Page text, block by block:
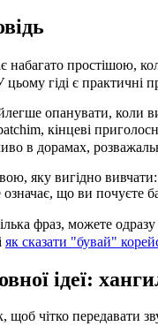
набагато простішою,
гіді є практичні
опанувати, коли
кінцеві
в дорамах,
яку вигідно вивчати:
що ви почуєте
фраз, можете
як сказати "бувай"
ідеї:
щоб чітко передавати